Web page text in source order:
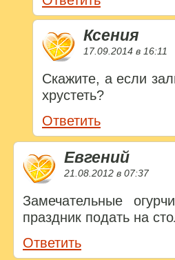
Ксения
17.09.2014 в 16:11
Скажите, а если
хрустеть?
Ответить
Евгений
21.08.2012 в 07:37
Замечательные
праздник подать на
Ответить